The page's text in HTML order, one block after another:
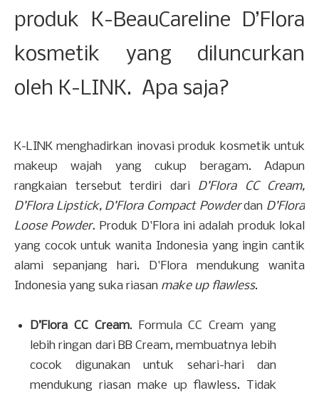
produk K-BeauCareline D’Flora
kosmetik yang diluncurkan
oleh K-LINK. Apa saja?
K-LINK menghadirkan inovasi produk kosmetik untuk
makeup wajah yang cukup beragam. Adapun
rangkaian tersebut terdiri dari D’Flora CC Cream,
D’Flora Lipstick, D’Flora Compact Powderdan D’Flora
Loose Powder. Produk D'Flora ini adalah produk lokal
yang cocok untuk wanita Indonesia yang ingin cantik
alami sepanjang hari. D'Flora mendukung wanita
Indonesia yang suka riasan make up flawless.
D’Flora CC Cream. Formula CC Cream yang
lebih ringan dari BB Cream, membuatnya lebih
cocok digunakan untuk sehari-hari dan
mendukung riasan make up flawless. Tidak